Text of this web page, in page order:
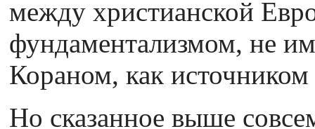
между христианской
фундаментализмом, не
Кораном, как
Но сказанное выше